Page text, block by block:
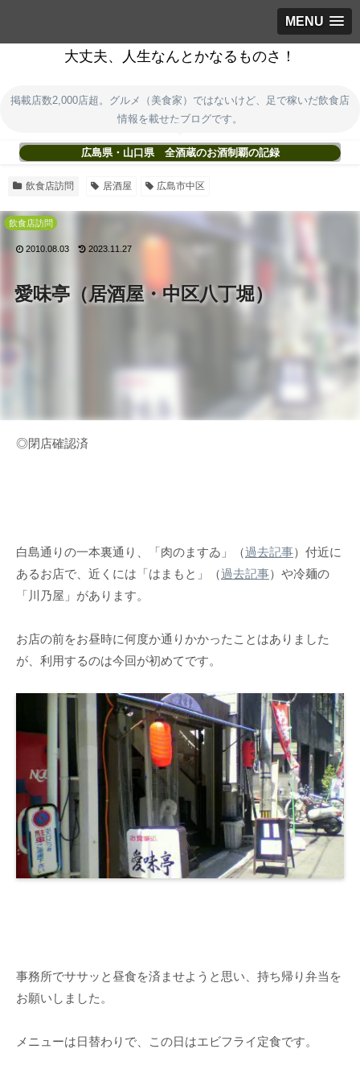
MENU
大丈夫、人生なんとかなるものさ！
掲載店数2,000店超。グルメ（美食家）ではないけど、足で稼いだ飲食店
情報を載せたブログです。
広島県・山口県 全酒蔵のお酒制覇の記録
飲食店訪問 居酒屋 広島市中区
愛味亭（居酒屋・中区八丁堀）
飲食店訪問
2010.08.03 2023.11.27
◎閉店確認済
白島通りの一本裏通り、「肉のますゐ」（過去記事）付近に
あるお店で、近くには「はまもと」（過去記事）や冷麺の
「川乃屋」があります。
お店の前をお昼時に何度か通りかかったことはありました
が、利用するのは今回が初めてです。
事務所でササッと昼食を済ませようと思い、持ち帰り弁当を
お願いしました。
メニューは日替わりで、この日はエビフライ定食です。